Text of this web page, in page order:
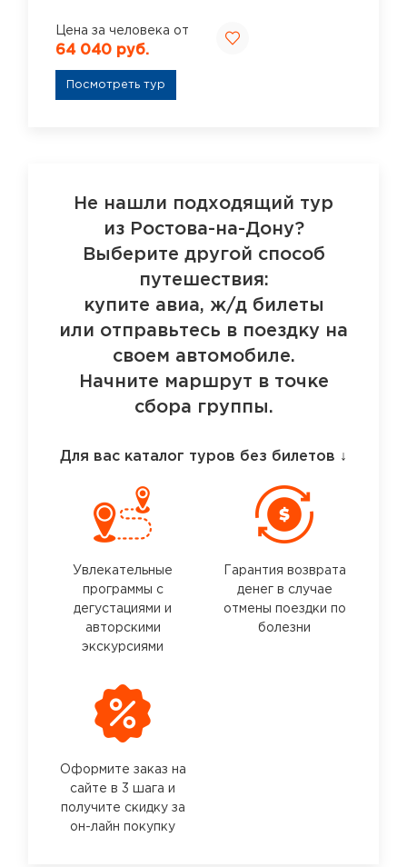
Цена за человека от
64 040 руб.
Посмотреть тур
Не нашли подходящий тур
из Ростова-на-Дону?
Выберите другой способ
путешествия:
купите авиа, ж/д билеты
или отправьтесь в поездку на
своем автомобиле.
Начните маршрут в точке
сбора группы.
Для вас каталог туров без билетов ↓
Увлекательные
программы с
дегустациями и
авторскими
экскурсиями
Гарантия возврата
денег в случае
отмены поездки по
болезни
Оформите заказ на
сайте в 3 шага и
получите скидку за
он-лайн покупку